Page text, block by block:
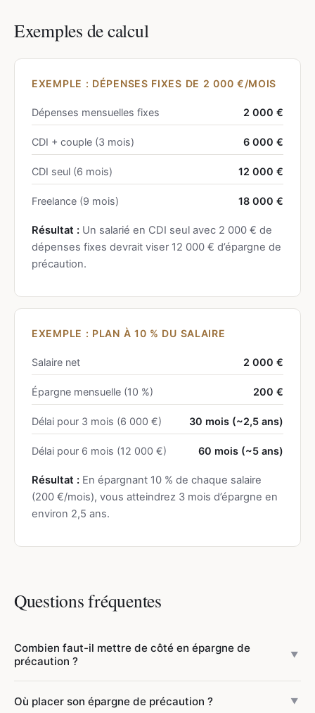
Exemples de calcul
EXEMPLE : DÉPENSES FIXES DE 2 000 €/MOIS
Dépenses mensuelles fixes 2 000 €
CDI + couple (3 mois) 6 000 €
CDI seul (6 mois) 12 000 €
Freelance (9 mois) 18 000 €
Résultat : Un salarié en CDI seul avec 2 000 € de
dépenses fixes devrait viser 12 000 € d’épargne de
précaution.
EXEMPLE : PLAN À 10 % DU SALAIRE
Salaire net 2 000 €
Épargne mensuelle (10 %) 200 €
Délai pour 3 mois (6 000 €) 30 mois (~2,5 ans)
Délai pour 6 mois (12 000 €) 60 mois (~5 ans)
Résultat : En épargnant 10 % de chaque salaire
(200 €/mois), vous atteindrez 3 mois d’épargne en
environ 2,5 ans.
Questions fréquentes
Combien faut-il mettre de côté en épargne de
précaution ?
▼
CDI avec double revenu, 3 mois suffisent. En CDI seul, 6
Où placer son épargne de précaution ? ▼